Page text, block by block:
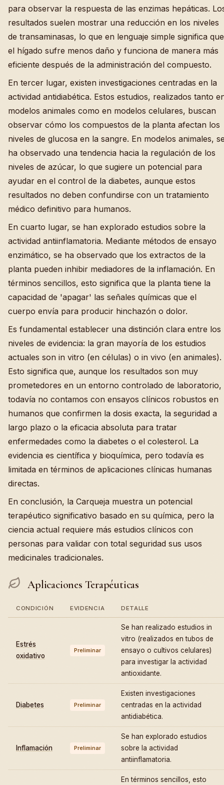
para observar la respuesta de las enzimas hepáticas.
resultados suelen mostrar una reducción en los niveles
de transaminasas, lo que en lenguaje simple significa que
el hígado sufre menos daño y funciona de manera más
eficiente después de la administración del compuesto.
En tercer lugar, existen investigaciones centradas en la
actividad antidiabética. Estos estudios, realizados tanto
modelos animales como en modelos celulares, buscan
observar cómo los compuestos de la planta afectan los
niveles de glucosa en la sangre. En modelos animales,
ha observado una tendencia hacia la regulación de los
niveles de azúcar, lo que sugiere un potencial para
ayudar en el control de la diabetes, aunque estos
resultados no deben confundirse con un tratamiento
médico definitivo para humanos.
En cuarto lugar, se han explorado estudios sobre la
actividad antiinflamatoria. Mediante métodos de ensayo
enzimático, se ha observado que los extractos de la
planta pueden inhibir mediadores de la inflamación. En
términos sencillos, esto significa que la planta tiene la
capacidad de 'apagar' las señales químicas que el
cuerpo envía para producir hinchazón o dolor.
Es fundamental establecer una distinción clara entre los
niveles de evidencia: la gran mayoría de los estudios
actuales son in vitro (en células) o in vivo (en animales).
Esto significa que, aunque los resultados son muy
prometedores en un entorno controlado de laboratorio,
todavía no contamos con ensayos clínicos robustos en
humanos que confirmen la dosis exacta, la seguridad a
largo plazo o la eficacia absoluta para tratar
enfermedades como la diabetes o el colesterol. La
evidencia es científica y bioquímica, pero todavía es
limitada en términos de aplicaciones clínicas humanas
directas.
En conclusión, la Carqueja muestra un potencial
terapéutico significativo basado en su química, pero la
ciencia actual requiere más estudios clínicos con
personas para validar con total seguridad sus usos
medicinales tradicionales.
Aplicaciones Terapéuticas
CONDICIÓN EVIDENCIA DETALLE
Estrés
oxidativo
Preliminar
Se han realizado estudios in
vitro (realizados en tubos de
ensayo o cultivos celulares)
para investigar la actividad
antioxidante.
Diabetes Preliminar
Existen investigaciones
centradas en la actividad
antidiabética.
Inflamación Preliminar
Se han explorado estudios
sobre la actividad
antiinflamatoria.
En términos sencillos, esto